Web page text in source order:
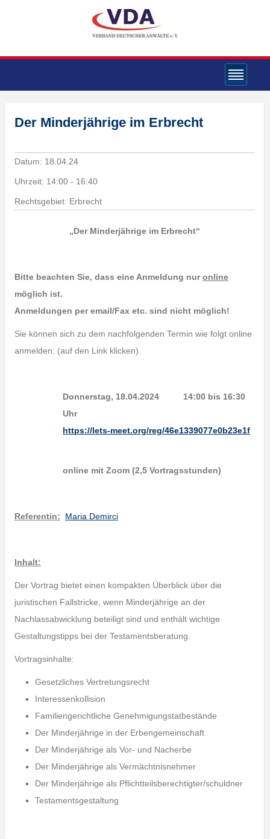
Der Minderjährige im Erbrecht
Datum: 18.04.24
Uhrzeit: 14:00 - 16:40
Rechtsgebiet: Erbrecht
„Der Minderjährige im Erbrecht“
Bitte beachten Sie, dass eine Anmeldung nuronline
möglich ist.
Anmeldungen per email/Fax etc. sind nicht möglich!
Sie können sich zu dem nachfolgenden Termin wie folgt online
anmelden: (auf den Link klicken)
Donnerstag, 18.04.2024 14:00 bis 16:30
Uhr
https://lets-meet.org/reg/46e1339077e0b23e1f
online mit Zoom (2,5 Vortragsstunden)
Referentin: Maria Demirci
Inhalt:
Der Vortrag bietet einen kompakten Überblick über die
juristischen Fallstricke, wenn Minderjährige an der
Nachlassabwicklung beteiligt sind und enthält wichtige
Gestaltungstipps bei der Testamentsberatung.
Vortragsinhalte:
Gesetzliches Vertretungsrecht
Interessenkollision
Familiengerichtliche Genehmigungstatbestände
Der Minderjährige in der Erbengemeinschaft
Der Minderjährige als Vor- und Nacherbe
Der Minderjährige als Vermächtnisnehmer
Der Minderjährige als Pflichtteilsberechtigter/schuldner
Testamentsgestaltung